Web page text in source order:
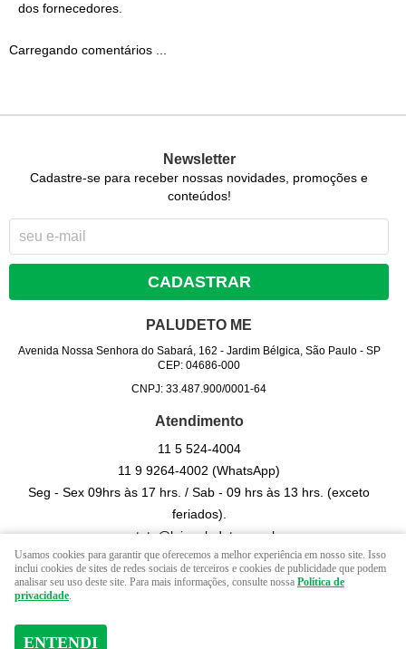
dos fornecedores.
Carregando comentários ...
Newsletter
Cadastre-se para receber nossas novidades, promoções e
conteúdos!
CADASTRAR
PALUDETO ME
Avenida Nossa Senhora do Sabará, 162 - Jardim Bélgica, São Paulo- SP
CEP: 04686-000
CNPJ: 33.487.900/0001-64
Atendimento
11 5524-4004
11 9 9264-4002(WhatsApp)
Seg - Sex 09hrs às 17 hrs. / Sab - 09 hrs às 13 hrs. (exceto
feriados).
contato@lojapaludeto.com.br
LOJA VIRTUAL CRIADA POR
Usamos cookies para garantir que oferecemos a melhor experiência em nosso site. Isso
inclui cookies de sites de redes sociais de terceiros e cookies de publicidade que podem
analisar seu uso deste site. Para mais informações, consulte nossa Política de
privacidade.
ENTENDI